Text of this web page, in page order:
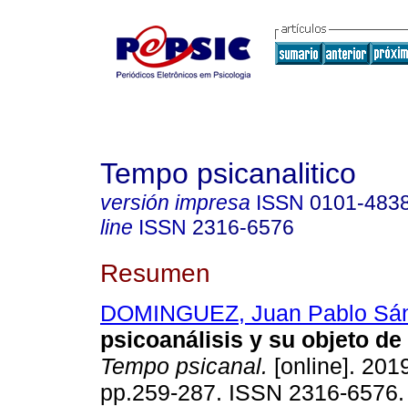
Tempo psicanalitico
versión impresa ISSN 0101-
line ISSN 2316-6576
Resumen
DOMINGUEZ, Juan Pablo
psicoanálisis y su objeto
Tempo psicanal. [online].
pp.259-287. ISSN 2316-6576.